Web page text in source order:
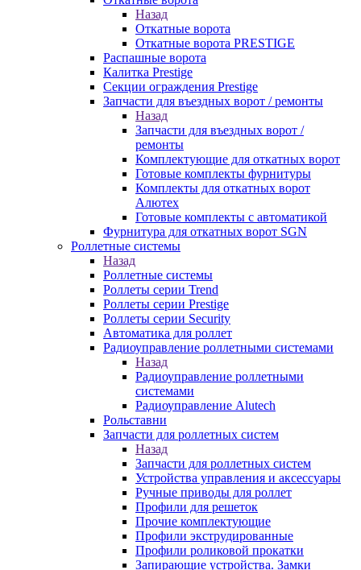
Назад
Откатные ворота
Откатные ворота PRESTIGE
Распашные ворота
Калитка Prestige
Секции ограждения Prestige
Запчасти для въездных ворот / ремонты
Назад
Запчасти для въездных ворот /
ремонты
Комплектующие для откатных ворот
Готовые комплекты фурнитуры
Комплекты для откатных ворот
Алютех
Готовые комплекты с автоматикой
Фурнитура для откатных ворот SGN
Роллетные системы
Назад
Роллетные системы
Роллеты серии Trend
Роллеты серии Prestige
Роллеты серии Security
Автоматика для роллет
Радиоуправление роллетными системами
Назад
Радиоуправление роллетными
системами
Радиоуправление Alutech
Рольставни
Запчасти для роллетных систем
Назад
Запчасти для роллетных систем
Устройства управления и аксессуары
Ручные приводы для роллет
Профили для решеток
Прочие комплектующие
Профили экструдированные
Профили роликовой прокатки
Запирающие устройства. Замки